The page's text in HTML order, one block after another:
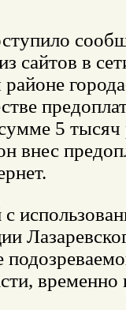
сайтов в
5
внес